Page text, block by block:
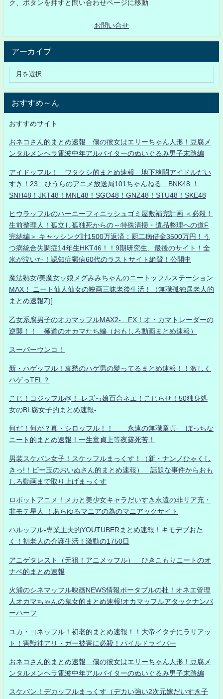
ク、ボタンを押すと問い合わせページに移動
お問い合せ
アーカイブ
おすすめ～ん
おすすめサイト
おネコさん的まとめ速報 僕の彼女はエリーちゃん人形！豆腐メ
ンタルメンヘラ電波中年アルバイターのぬいぐるみ男子末路編
アイドッフル！ ワタクシ的まとめ速報 地下格闘アイドルだい
すき！23 ひうらのアニメ放送局101ちゃんねる BNK48 ！
SNH48！JKT48！MNL48！SGO48！GNZ48！STU48！SKE48
ヒウラッフルのハーニーフィニッシュゴミ屋敷補完計画 ＜必殺！
生前整理人！孤立し孤独死からの～特殊清掃・遺品整理への道F
完結編＞ キャッシング計1500万返済：厨二病借金3500万円！う
つ病統合失調症14年生HKT46！！9期研究生、最後のサイト！全
米が泣いた！認知症鬱病60代のラストサイト絶賛！公開中
魔法熟女/美魔女ッ娘メグみみちゃんのニートッフルステーション
MAX！ ニート仙人仙女の映画三昧老後生活！（無職孤独居老人的
まとめ速報Z)]
乙女系腐男子のオカマッフルMAX2- FX！オ・カマトレーダーの
逆襲！！ 極道のオカマたち編（おもしろ動画まとめ速報）
スーパーウンコ！
新・ハゲッフル！哀愁のハゲ男の髪ってるまとめ速報！！激しく
ハゲっTEL？
こじ！コジッフル@！-レズっ娘百合ネエ！こじらせ！50独身処
女のBL腐女子的まとめ速報-
何だ！何が？真・シロッフル！！ 永遠の無職童貞- ぼっちな
ニート的まとめ速報！一生童貞上等夜露死苦！
男装スケバン女子！スケッフルまっくす！（新・ナンノひゃくし
きっ!！ビー玉のおいぬさん的まとめ速報） 話題な事件からおも
しろ動画まで取り上げまっくす
ロボットアニメ！メカと美少女キャラだいすき永遠の非リア充・
非モテ星人 ！あらゆるマニアの為のマニアックサイト
ハルッフル-専業主夫的YOUTUBERまとめ速報！キモデブおた
く！初老人の介護生活！激動の1750日
アニゲタレスト（元祖！アニメッフル） ひきこもりニートのオ
ナベ的まとめ速報
火浦のシネマッフル映画NEWS情報ポータブルの杜！オネエ管理
人オカマちゃんの鬼女的まとめ速報!オカマッフルアタックナンバ
ーハーフ
ユカ・ヨネッフル！初老的まとめ速報！！大帝イタチにラリアッ
ト！害獣神アリ・ガー被害に必殺！パイルドライバー
おネコさん的まとめ速報 僕の彼女はエリーちゃん人形！豆腐メ
ンタルメンヘラ電波中年アルバイターのぬいぐるみ男子末路編
スケバン！デカッフルまっくす（デカい強い2次元嫁だいすき子